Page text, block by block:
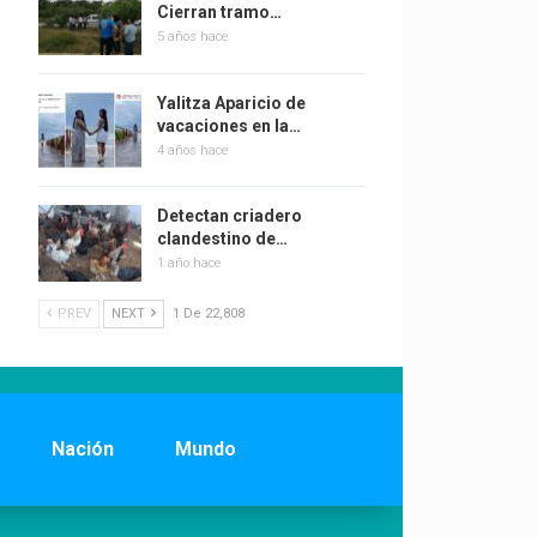
Cierran tramo…
5 años hace
Yalitza Aparicio de
vacaciones en la…
4 años hace
Detectan criadero
clandestino de…
1 año hace
PREV NEXT 1 De 22,808
Nación Mundo